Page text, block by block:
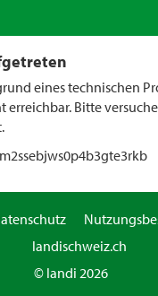
eines technischen
Bitte
landischweiz.ch
© landi 2026